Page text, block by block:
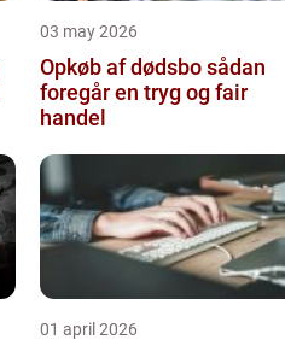
03 may 2026
Opkøb af dødsbo sådan
foregår en tryg og fair
handel
01 april 2026